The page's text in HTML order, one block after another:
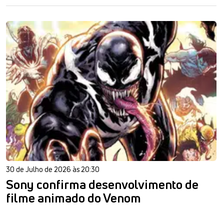
30 de Julho de 2026 às 20:30
Sony confirma desenvolvimento de
filme animado do Venom